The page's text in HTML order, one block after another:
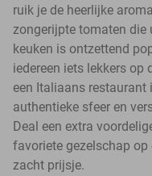
ruik je de heerlijke
zongerijpte tomaten die
keuken is ontzettend
iedereen iets lekkers op
een Italiaans restaurant
authentieke sfeer en
Deal een extra
favoriete gezelschap op
zacht prijsje.